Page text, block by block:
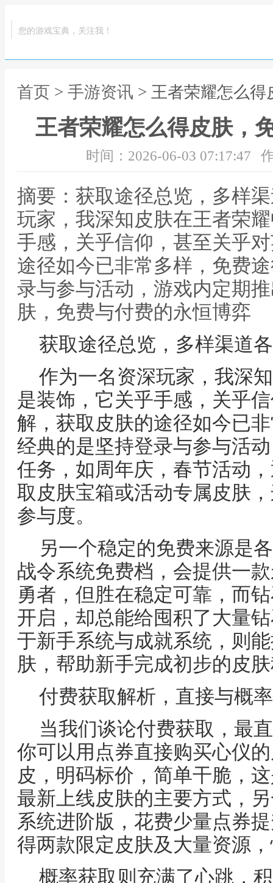
您的游戏宝典，关注我！
首页 > 手游资讯 > 王者荣耀怎么
王者荣耀怎么得皮肤，
时间：2026-06-03 07:17:47
摘要：获取途径总览，多样
玩家，我深知皮肤在王者荣
手感，关乎信仰，甚至关乎
途径如今已非常多样，免费
录与参与活动，游戏内定期
肤，免费与付费的永恒博弈
获取途径总览，多样渠道
作为一名资深玩家，我深
是装饰，它关乎手感，关乎
解，获取皮肤的途径如今已
经典的是坚持登录与参与活
任务，如周年庆，春节活动
取皮肤宝箱或活动专属皮肤
参与度。
另一个稳定的免费来源是
战令系统免费档，会提供一
勇者，但胜在稳定可靠，而
开启，却总能给囤积了大量
于新手系统与成就系统，则
肤，帮助新手完成初步的皮
付费获取解析，直接与概
当我们谈论付费获取，最
你可以用点券直接购买心仪
皮，明码标价，简单干脆，
最新上线皮肤的主要方式，
系统进阶版，花费少量点券
得两款限定皮肤及大量资源
概率获取则充满了心跳，